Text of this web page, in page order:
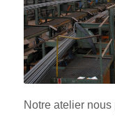
Notre atelier